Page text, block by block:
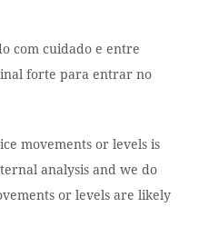
com cuidado e entre
forte para entrar no
movements or levels is
analysis and we do
or levels are likely